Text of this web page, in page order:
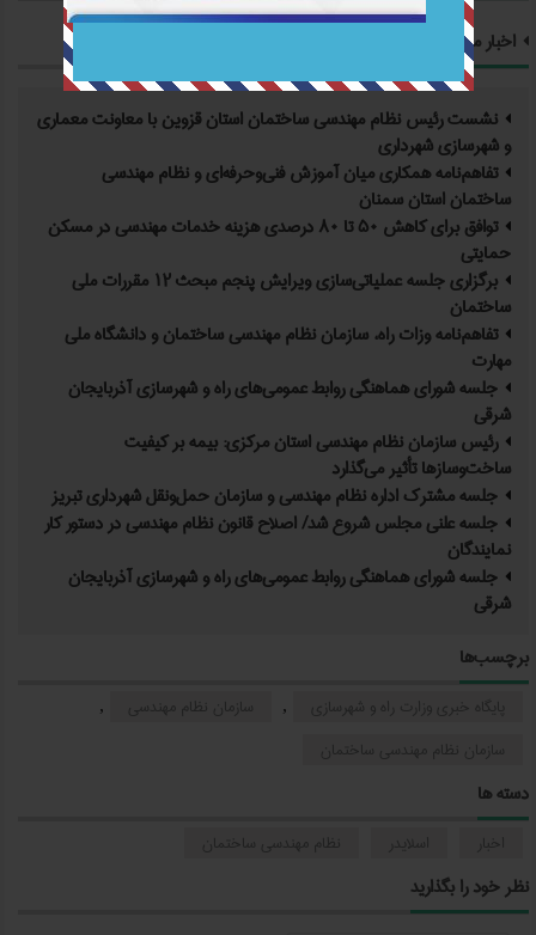
اخبار مرتبط
نشست رئیس نظام مهندسی ساختمان استان قزوین با معاونت معماری
و شهرسازی شهرداری
تفاهم‌نامه همکاری میان آموزش فنی‌وحرفه‌ای و نظام مهندسی
ساختمان استان سمنان
توافق برای کاهش ۵۰ تا ۸۰ درصدی هزینه خدمات مهندسی در مسکن
حمایتی
برگزاری جلسه عملیاتی‌سازی ویرایش پنجم مبحث ۱۲ مقررات ملی
ساختمان
تفاهم‌نامه وزات راه، سازمان نظام مهندسی ساختمان و دانشگاه ملی
مهارت
جلسه شورای هماهنگی روابط عمومی‌های راه و شهرسازی آذربایجان
شرقی
رئیس سازمان نظام مهندسی استان مرکزی: بیمه بر کیفیت
ساخت‌وسازها تأثیر می‌گذارد
جلسه مشترک اداره نظام مهندسی و سازمان حمل‌ونقل شهرداری تبریز
جلسه علنی مجلس شروع شد/ اصلاح قانون نظام مهندسی در دستور کار
نمایندگان
جلسه شورای هماهنگی روابط عمومی‌های راه و شهرسازی آذربایجان
شرقی
برچسب‌ها
,
,
دسته ها
نظر خود را بگذارید